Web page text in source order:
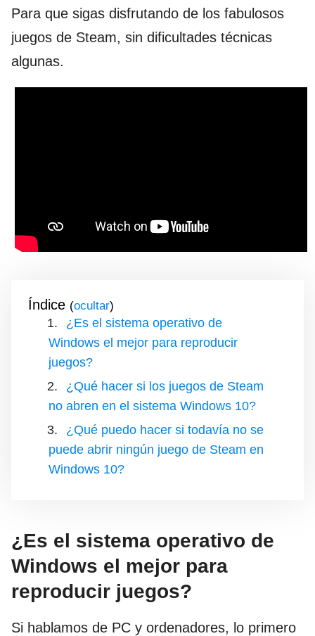
Para que sigas disfrutando de los fabulosos
juegos de Steam, sin dificultades técnicas
algunas.
Índice ( )
¿Es el sistema operativo de
Windows el mejor para reproducir
juegos?
¿Qué hacer si los juegos de Steam
no abren en el sistema Windows 10?
¿Qué puedo hacer si todavía no se
puede abrir ningún juego de Steam en
Windows 10?
¿Es el sistema operativo de
Windows el mejor para
reproducir juegos?
Si hablamos de PC y ordenadores, lo primero